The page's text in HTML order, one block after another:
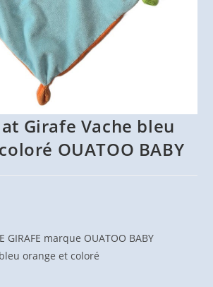
Girafe Vache bleu
OUATOO BABY
GIRAFE marque OUATOO BABY
orange et coloré